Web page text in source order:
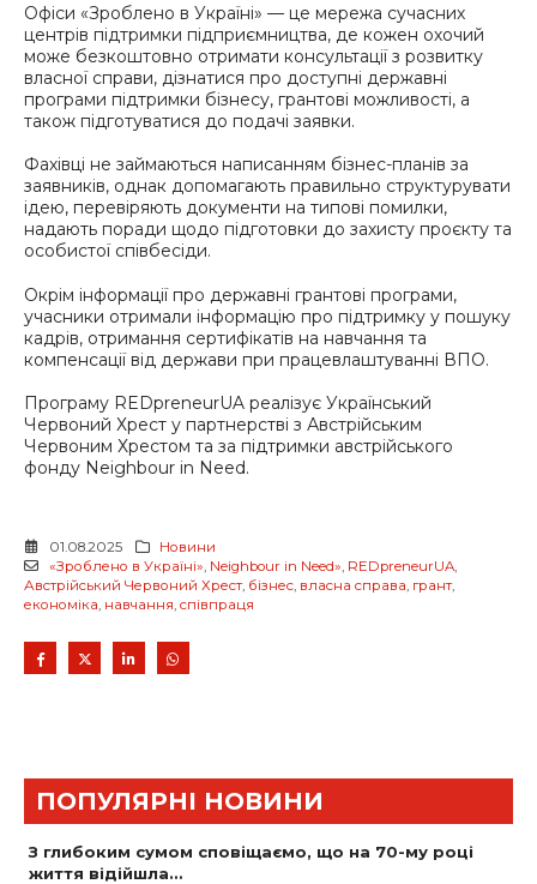
Офіси «Зроблено в Україні» — це мережа сучасних
центрів підтримки підприємництва, де кожен охочий
може безкоштовно отримати консультації з розвитку
власної справи, дізнатися про доступні державні
програми підтримки бізнесу, грантові можливості, а
також підготуватися до подачі заявки.
Фахівці не займаються написанням бізнес-планів за
заявників, однак допомагають правильно структурувати
ідею, перевіряють документи на типові помилки,
надають поради щодо підготовки до захисту проєкту та
особистої співбесіди.
Окрім інформації про державні грантові програми,
учасники отримали інформацію про підтримку у пошуку
кадрів, отримання сертифікатів на навчання та
компенсації від держави при працевлаштуванні ВПО.
Програму REDpreneurUA реалізує Український
Червоний Хрест у партнерстві з Австрійським
Червоним Хрестом та за підтримки австрійського
фонду Neighbour in Need.
01.08.2025
Новини
«Зроблено в Україні» Neighbour in Need» REDpreneurUA,
Австрійський Червоний Хрест, бізнес власна справа грант,
економіка навчання співпраця
ПОПУЛЯРНІ НОВИНИ
З глибоким сумом сповіщаємо, що на 70-му році
життя відійшла…